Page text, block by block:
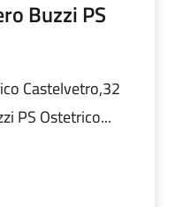
Buzzi PS
Castelvetro,32
PS Ostetrico...